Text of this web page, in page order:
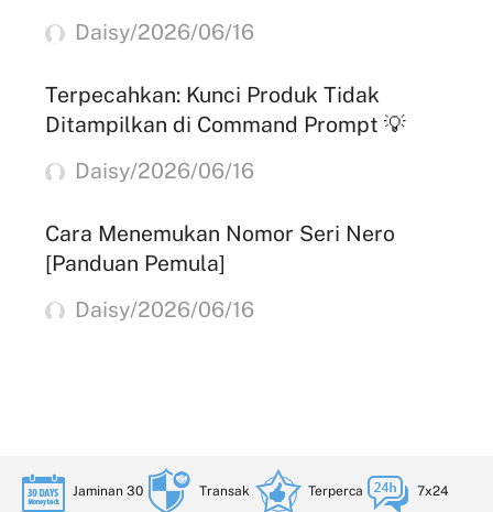
Daisy/2026/06/16
Terpecahkan: Kunci Produk Tidak
Ditampilkan di Command Prompt 💡
Daisy/2026/06/16
Cara Menemukan Nomor Seri Nero
[Panduan Pemula]
Daisy/2026/06/16
Jaminan 30 Transak Terperca 7x24